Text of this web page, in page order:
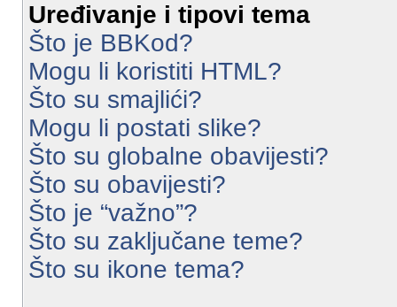
Uređivanje i tipovi tema
Što je BBKod?
Mogu li koristiti HTML?
Što su smajlići?
Mogu li postati slike?
Što su globalne obavijesti?
Što su obavijesti?
Što je “važno”?
Što su zaključane teme?
Što su ikone tema?